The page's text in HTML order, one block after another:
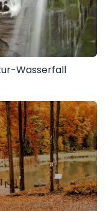
Wasserfall